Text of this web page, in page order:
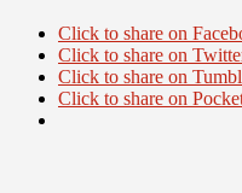
Click to share on
Click to share on
Click to share on
Click to share on